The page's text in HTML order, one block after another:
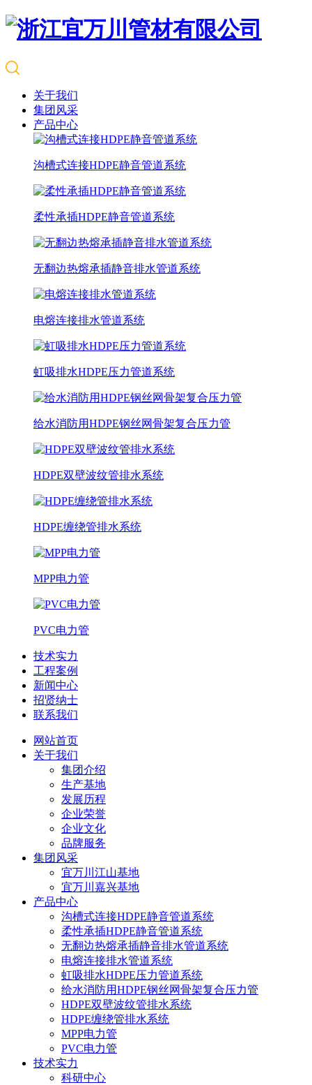
关于我们
集团风采
产品中心
沟槽式连接HDPE静音管道系统
柔性承插HDPE静音管道系统
无翻边热熔承插静音排水管道系统
电熔连接排水管道系统
虹吸排水HDPE压力管道系统
给水消防用HDPE钢丝网骨架复合压力管
HDPE双壁波纹管排水系统
HDPE缠绕管排水系统
MPP电力管
PVC电力管
技术实力
工程案例
新闻中心
招贤纳士
联系我们
网站首页
关于我们
集团介绍
生产基地
发展历程
企业荣誉
企业文化
品牌服务
集团风采
宜万川江山基地
宜万川嘉兴基地
产品中心
沟槽式连接HDPE静音管道系统
柔性承插HDPE静音管道系统
无翻边热熔承插静音排水管道系统
电熔连接排水管道系统
虹吸排水HDPE压力管道系统
给水消防用HDPE钢丝网骨架复合压力管
HDPE双壁波纹管排水系统
HDPE缠绕管排水系统
MPP电力管
PVC电力管
技术实力
科研中心